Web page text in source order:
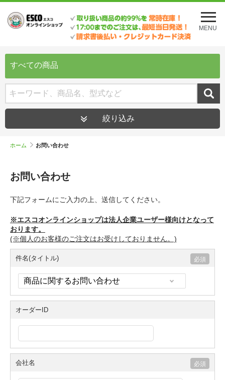
メ
ニ
ュ
を
MENU
すべての商品
絞り込み
ホーム お問い合わせ
お問い合わせ
下記フォームにご入力の上、送信してください。
※エスコオンラインショップは法人企業ユーザー様向けとなって
おります。
(※個人のお客様のご注文はお受けしておりません。)
件名(タイトル)
オーダーID
会社名